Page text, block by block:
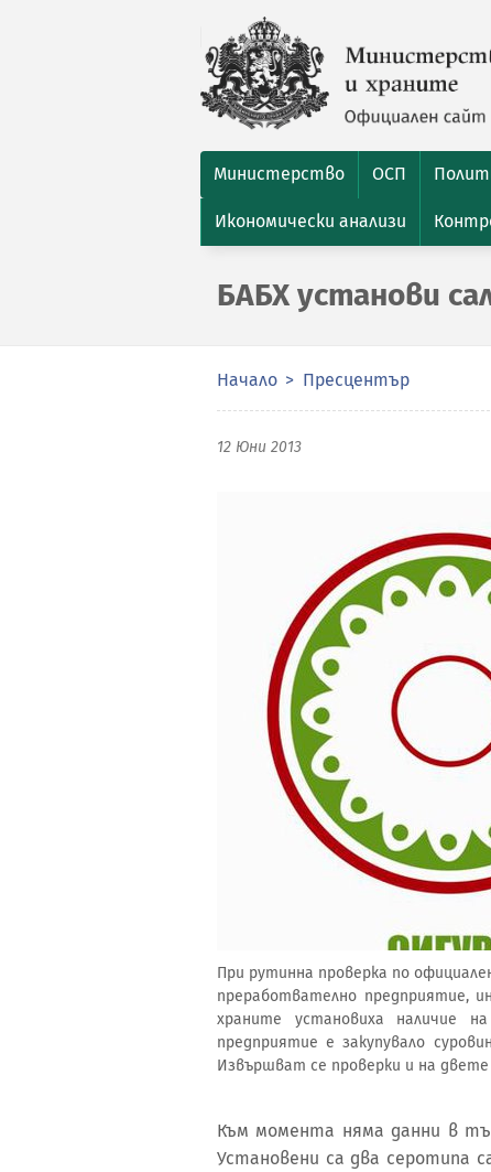
Министерство ОСП
Икономически анализи
БАБХ установи
Начало Пресцентър
12 Юни 2013
При рутинна проверка по
преработвателно предприятие,
храните установиха наличие
предприятие е закупувало
Извършват се проверки и на
Към момента няма данни в
Установени са два серотипа